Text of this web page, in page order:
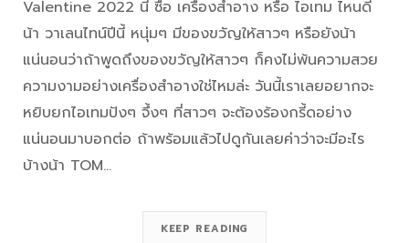
Valentine 2022 นี้ ซื้อ เครื่องสำอาง หรือ ไอเทม ไหนดี
น้า วาเลนไทน์ปีนี้ หนุ่มๆ มีของขวัญให้สาวๆ หรือยังน้า
แน่นอนว่าถ้าพูดถึงของขวัญให้สาวๆ ก็คงไม่พ้นความสวย
ความงามอย่างเครื่องสำอางใช่ไหมล่ะ วันนี้เราเลยอยากจะ
หยิบยกไอเทมปังๆ จึ้งๆ ที่สาวๆ จะต้องร้องกรี้ดอย่าง
แน่นอนมาบอกต่อ ถ้าพร้อมแล้วไปดูกันเลยค่าว่าจะมีอะไร
บ้างน้า TOM…
KEEP READING